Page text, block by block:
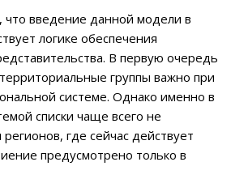
введение данной модели в
логике обеспечения
В первую очередь
группы важно при
системе. Однако именно в
списки чаще всего не
где сейчас действует
предусмотрено только в